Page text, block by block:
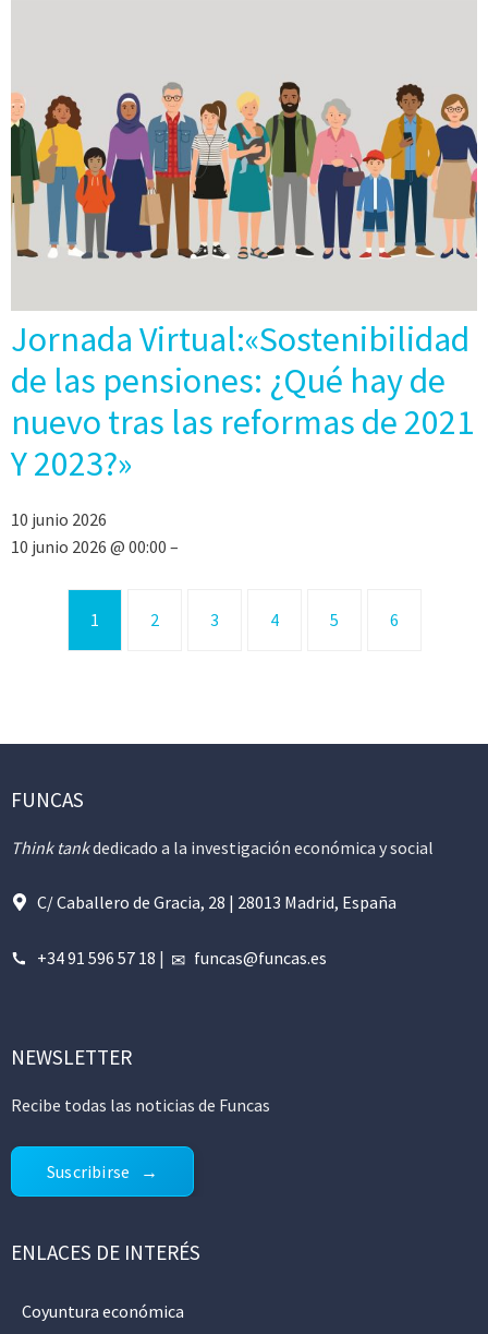
Jornada Virtual:«Sostenibilidad
de las pensiones: ¿Qué hay de
nuevo tras las reformas de 2021
Y 2023?»
10 junio 2026
10 junio 2026 @ 00:00 –
1 2 3 4 5 6
FUNCAS
Think tankdedicado a la investigación económica y social
C/ Caballero de Gracia, 28 | 28013 Madrid, España
+34 91 596 57 18 | funcas@funcas.es
NEWSLETTER
Recibe todas las noticias de Funcas
Suscribirse
ENLACES DE INTERÉS
Coyuntura económica